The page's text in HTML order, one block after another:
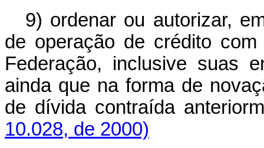
9) ordenar ou autorizar,
de operação de crédito
Federação, inclusive suas
ainda que na forma de
de dívida contraída
10.028, de 2000)